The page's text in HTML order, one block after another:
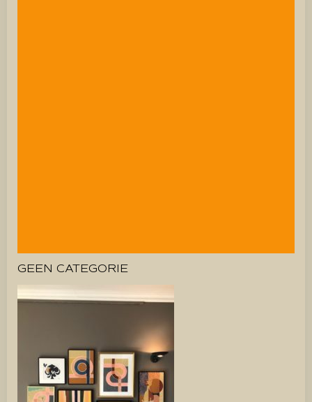
GEEN CATEGORIE